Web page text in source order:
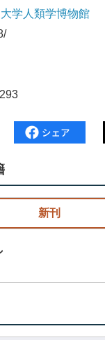
学人類学博物館
新刊